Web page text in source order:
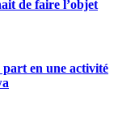
de faire l’objet
part en une activité